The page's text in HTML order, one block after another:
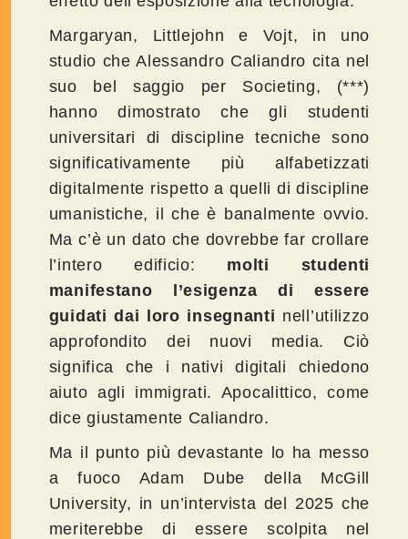
Margaryan, Littlejohn e Vojt, in uno
studio che Alessandro Caliandro cita nel
suo bel saggio per Societing, (***)
hanno dimostrato che gli studenti
universitari di discipline tecniche sono
significativamente più alfabetizzati
digitalmente rispetto a quelli di discipline
umanistiche, il che è banalmente ovvio.
Ma c’è un dato che dovrebbe far crollare
l’intero edificio: molti studenti
manifestano l’esigenza di essere
guidati dai loro insegnanti nell’utilizzo
approfondito dei nuovi media. Ciò
significa che i nativi digitali chiedono
aiuto agli immigrati. Apocalittico, come
dice giustamente Caliandro.
Ma il punto più devastante lo ha messo
a fuoco Adam Dube della McGill
University, in un’intervista del 2025 che
meriterebbe di essere scolpita nel